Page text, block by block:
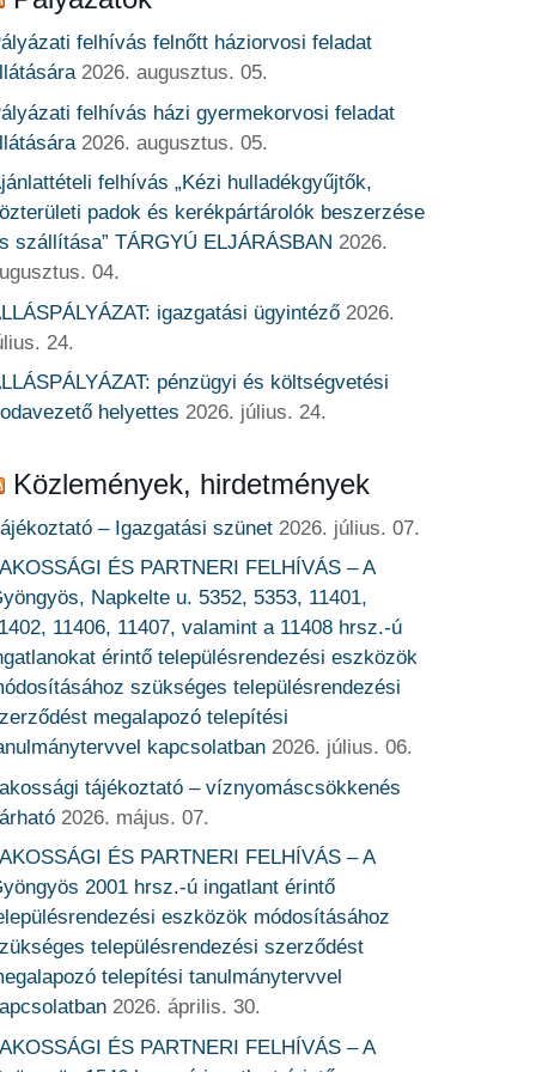
felhívás felnőtt háziorvosi feladat
2026. augusztus. 05.
felhívás házi gyermekorvosi feladat
2026. augusztus. 05.
felhívás „Kézi hulladékgyűjtők,
padok és kerékpártárolók beszerzése
szállítása” TÁRGYÚ ELJÁRÁSBAN 2026.
04.
igazgatási ügyintéző 2026.
24.
pénzügyi és költségvetési
helyettes 2026. július. 24.
Közlemények, hirdetmények
– Igazgatási szünet 2026. július. 07.
ÉS PARTNERI FELHÍVÁS – A
Napkelte u. 5352, 5353, 11401,
11406, 11407, valamint a 11408 hrsz.-ú
érintő településrendezési eszközök
szükséges településrendezési
megalapozó telepítési
kapcsolatban 2026. július. 06.
tájékoztató – víznyomáscsökkenés
2026. május. 07.
ÉS PARTNERI FELHÍVÁS – A
2001 hrsz.-ú ingatlant érintő
eszközök módosításához
településrendezési szerződést
telepítési tanulmánytervvel
2026. április. 30.
ÉS PARTNERI FELHÍVÁS – A